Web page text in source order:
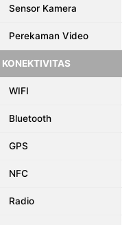
Sensor Kamera
Perekaman Video
KONEKTIVITAS
WIFI
Bluetooth
GPS
NFC
Radio